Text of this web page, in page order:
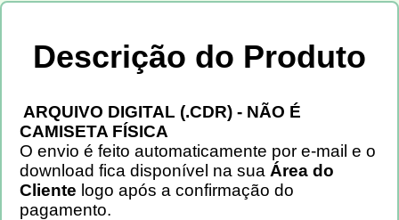
Descrição do Produto
ARQUIVO DIGITAL (.CDR) - NÃO É
CAMISETA FÍSICA
O envio é feito automaticamente por e-mail e o
download fica disponível na sua Área do
Cliente logo após a confirmação do
pagamento.